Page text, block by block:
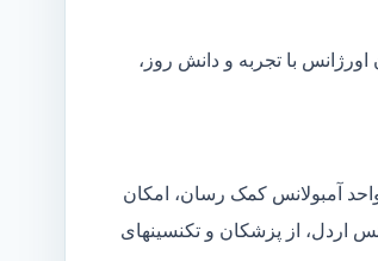
با تجربه و دانش روز،
واحد آمبولانس کمک رسان، امکان
اردل، از پزشکان و تکنسینهای